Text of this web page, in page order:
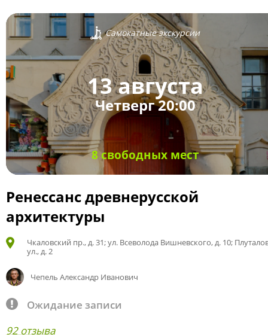
Самокатные экскурсии
13 августа
Четверг 20:00
8 свободных мест
Ренессанс древнерусской
архитектуры
Чкаловский пр., д. 31; ул. Всеволода Вишневского, д. 10;
ул., д. 2
Чепель Александр Иванович
Ожидание записи
92 отзыва